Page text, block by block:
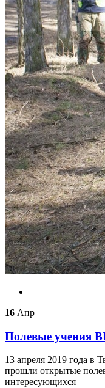
16 Апр
Полевые учения
13 апреля 2019 года в
прошли открытые
интересующихся